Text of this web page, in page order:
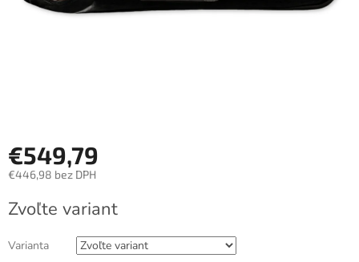
€549,79
€446,98 bez DPH
cena:
Zvoľte variant
Varianta